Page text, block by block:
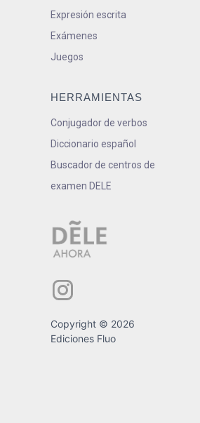
Expresión escrita
Exámenes
Juegos
HERRAMIENTAS
Conjugador de verbos
Diccionario español
Buscador de centros de
examen DELE
Copyright © 2026
Ediciones Fluo